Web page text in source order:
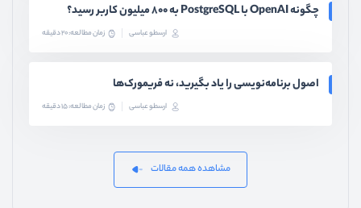
چگونه OpenAI با PostgreSQL به ۸۰۰ میلیون کاربر رسید؟
ارسطو عباسی زمان مطالعه: 20 دقیقه
اصول برنامه‌نویسی را یاد بگیرید، نه فریمورک‌ها
ارسطو عباسی زمان مطالعه: 15 دقیقه
مشاهده همه مقالات